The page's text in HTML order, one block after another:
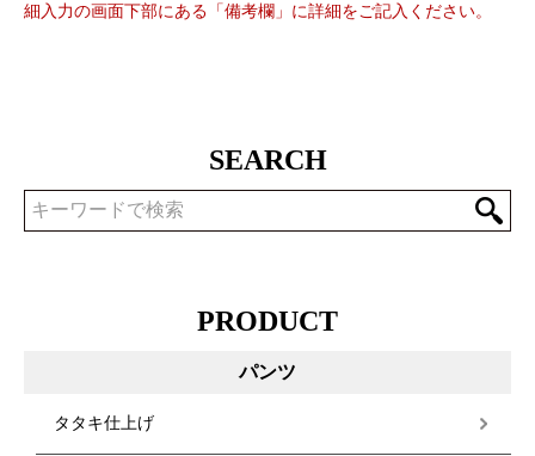
細入力の画面下部にある「備考欄」に詳細をご記入ください。
SEARCH
PRODUCT
パンツ
タタキ仕上げ